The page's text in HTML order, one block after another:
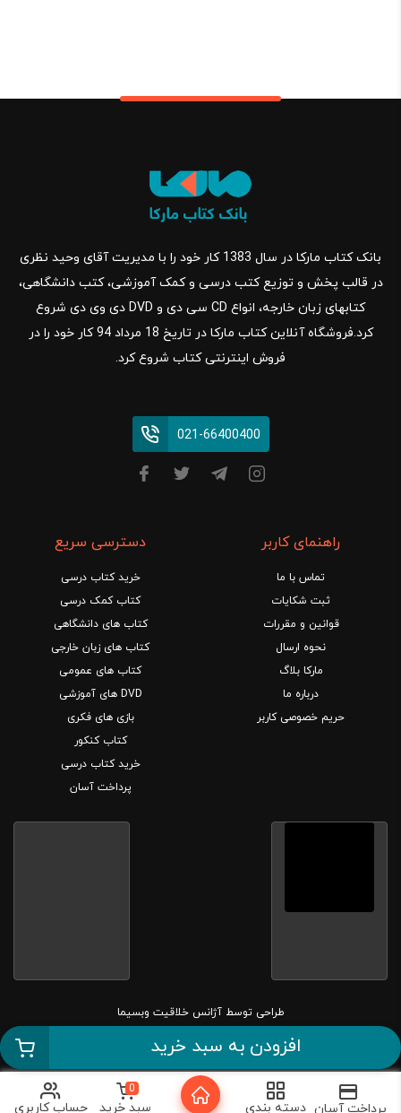
افزودن به سبد خرید
بانک کتاب مارکا در سال 1383 کار خود را با مدیریت آقای وحید نظری
در قالب پخش و توزیع کتب درسی و کمک آموزشی، کتب دانشگاهی،
کتابهای زبان خارجه، انواع CD سی دی و DVD دی وی دی شروع
کرد.فروشگاه آنلاین کتاب مارکا در تاریخ 18 مرداد 94 کار خود را در
فروش اینترنتی کتاب شروع کرد.
021-66400400
راهنمای کاربر
تماس با ما
ثبت شکایات
قوانین و مقررات
نحوه ارسال
مارکا بلاگ
درباره ما
حریم خصوصی کاربر
دسترسی سریع
خرید کتاب درسی
کتاب کمک درسی
کتاب های دانشگاهی
کتاب های زبان خارجی
کتاب های عمومی
DVD های آموزشی
بازی های فکری
کتاب کنکور
خرید کتاب درسی
پرداخت آسان
طراحی توسطآژانس خلاقیت وبسیما
کلیه حقوق این سایت متعلق به بانک کتاب مارکا می باشد.
پرداخت آسان دسته بندی
0
سبد خرید حساب کاربری